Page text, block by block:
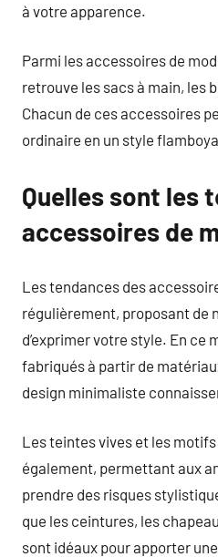
à votre apparence.
Parmi les accessoires de
retrouve les sacs à main, les
Chacun de ces accessoires
ordinaire en un style
Quelles sont les
accessoires de
Les tendances des
régulièrement, proposant de
d’exprimer votre style. En ce
fabriqués à partir de
design minimaliste
Les teintes vives et les
également, permettant aux
prendre des risques
que les ceintures, les
sont idéaux pour apporter